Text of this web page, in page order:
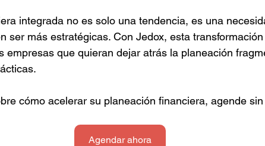
integrada no es solo una tendencia, es una
ser más estratégicas. Con Jedox, esta
empresas que quieran dejar atrás la planeación
cómo acelerar su planeación financiera, agende
Agendar ahora